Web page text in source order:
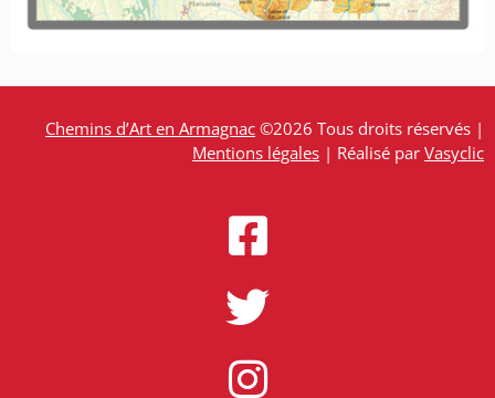
Chemins d’Art en Armagnac ©2026 Tous droits réservés |
Mentions légales | Réalisé par Vasyclic